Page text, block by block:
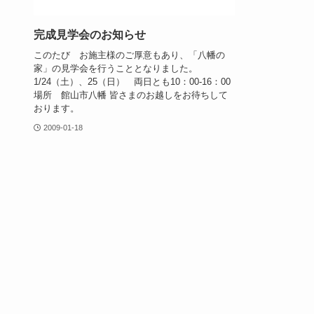
完成見学会のお知らせ
このたび お施主様のご厚意もあり、「八幡の
家」の見学会を行うこととなりました。
1/24（土）、25（日） 両日とも10：00-16：00
場所 館山市八幡 皆さまのお越しをお待ちして
おります。
2009-01-18